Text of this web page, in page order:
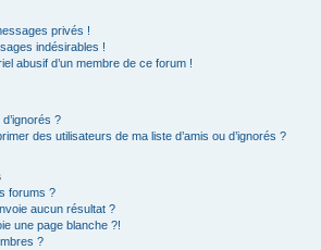
privés !
indésirables !
abusif d’un membre de ce forum !
?
des utilisateurs de ma liste d’amis ou d’ignorés ?
forums ?
aucun résultat ?
une page blanche ?!
?